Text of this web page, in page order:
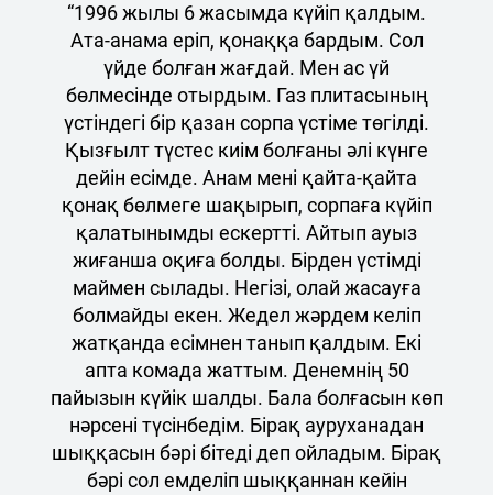
“1996 жылы 6 жасымда күйіп қалдым.
Ата-анама еріп, қонаққа бардым. Сол
үйде болған жағдай. Мен ас үй
бөлмесінде отырдым. Газ плитасының
үстіндегі бір қазан сорпа үстіме төгілді.
Қызғылт түстес киім болғаны әлі күнге
дейін есімде. Анам мені қайта-қайта
қонақ бөлмеге шақырып, сорпаға күйіп
қалатынымды ескертті. Айтып ауыз
жиғанша оқиға болды. Бірден үстімді
маймен сылады. Негізі, олай жасауға
болмайды екен. Жедел жәрдем келіп
жатқанда есімнен танып қалдым. Екі
апта комада жаттым. Денемнің 50
пайызын күйік шалды. Бала болғасын көп
нәрсені түсінбедім. Бірақ ауруханадан
шыққасын бәрі бітеді деп ойладым. Бірақ
бәрі сол емделіп шыққаннан кейін